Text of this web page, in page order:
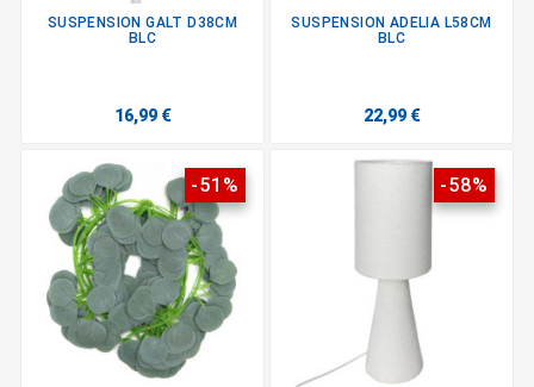
SUSPENSION GALT D38CM
BLC
16,99 €
SUSPENSION ADELIA L58CM
BLC
22,99 €
-51% -58%